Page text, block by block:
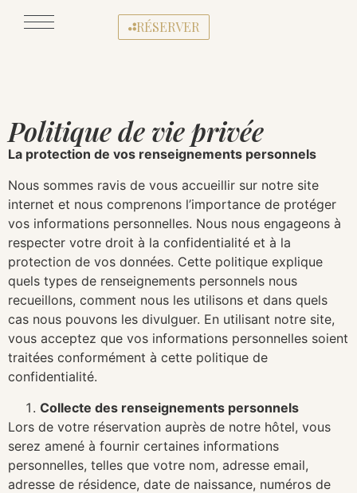
RÉSERVER
Politique de vie privée
La protection de vos renseignements personnels
Nous sommes ravis de vous accueillir sur notre site
internet et nous comprenons l’importance de protéger
vos informations personnelles. Nous nous engageons à
respecter votre droit à la confidentialité et à la
protection de vos données. Cette politique explique
quels types de renseignements personnels nous
recueillons, comment nous les utilisons et dans quels
cas nous pouvons les divulguer. En utilisant notre site,
vous acceptez que vos informations personnelles soient
traitées conformément à cette politique de
confidentialité.
Collecte des renseignements personnels
Lors de votre réservation auprès de notre hôtel, vous
serez amené à fournir certaines informations
personnelles, telles que votre nom, adresse email,
adresse de résidence, date de naissance, numéros de